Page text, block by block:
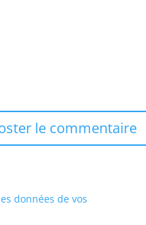
données de vos